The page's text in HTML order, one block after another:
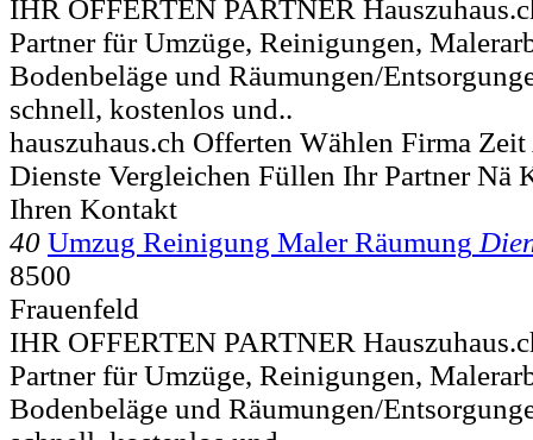
IHR OFFERTEN PARTNER
Partner für Umzüge, Reinigungen,
Bodenbeläge und Räumungen/
schnell, kostenlos und..
hauszuhaus.ch Offerten Wählen Firma
Dienste Vergleichen Füllen Ihr Partner Nä
Ihren Kontakt
40 Umzug Reinigung Maler Räumung
8500
Frauenfeld
IHR OFFERTEN PARTNER
Partner für Umzüge, Reinigungen,
Bodenbeläge und Räumungen/